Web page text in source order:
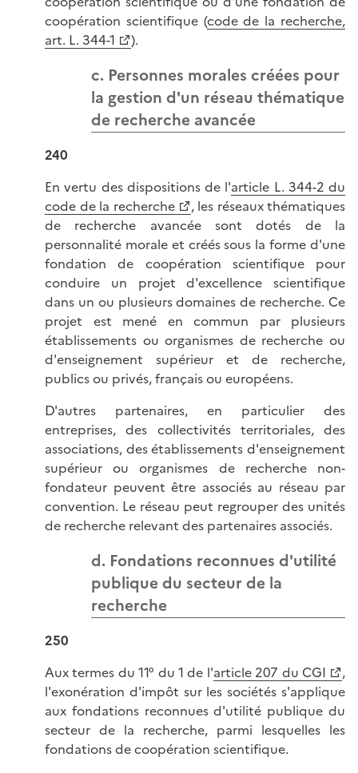
coopération scientifique (code de la recherche,
art. L. 344-1
).
c. Personnes morales créées pour
la gestion d'un réseau thématique
de recherche avancée
240
En vertu des dispositions de l'article L. 344-2 du
code de la recherche
, les réseaux thématiques
de recherche avancée sont dotés de la
personnalité morale et créés sous la forme d'une
fondation de coopération scientifique pour
conduire un projet d'excellence scientifique
dans un ou plusieurs domaines de recherche. Ce
projet est mené en commun par plusieurs
établissements ou organismes de recherche ou
d'enseignement supérieur et de recherche,
publics ou privés, français ou européens.
D'autres partenaires, en particulier des
entreprises, des collectivités territoriales, des
associations, des établissements d'enseignement
supérieur ou organismes de recherche non-
fondateur peuvent être associés au réseau par
convention. Le réseau peut regrouper des unités
de recherche relevant des partenaires associés.
d. Fondations reconnues d'utilité
publique du secteur de la
recherche
250
Aux termes du 11° du 1 de l'article 207 du CGI
,
l'exonération d'impôt sur les sociétés s'applique
aux fondations reconnues d'utilité publique du
secteur de la recherche, parmi lesquelles les
fondations de coopération scientifique.